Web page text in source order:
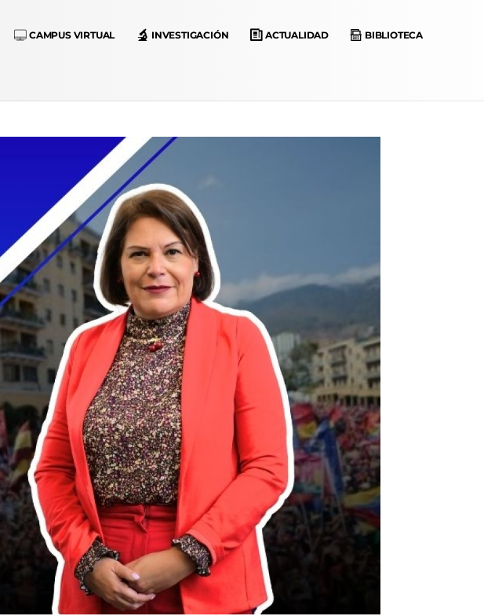
CAMPUS VIRTUAL INVESTIGACIÓN ACTUALIDAD BIBLIOTECA